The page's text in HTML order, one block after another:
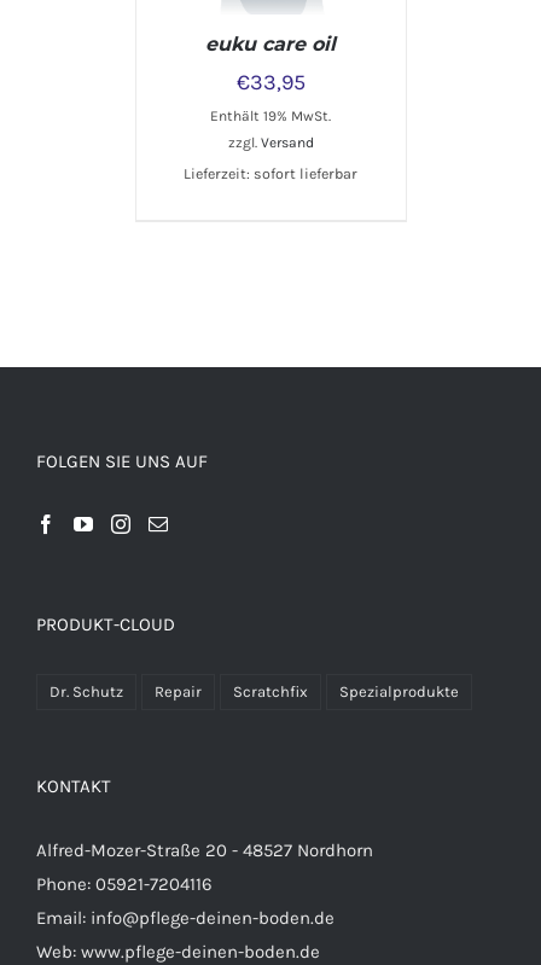
euku care oil
€33,95
Enthält 19% MwSt.
zzgl. Versand
Lieferzeit: sofort lieferbar
FOLGEN SIE UNS AUF
PRODUKT-CLOUD
Dr. Schutz Repair Scratchfix Spezialprodukte
KONTAKT
Alfred-Mozer-Straße 20 - 48527 Nordhorn
Phone: 05921-7204116
Email: info@pflege-deinen-boden.de
Web: www.pflege-deinen-boden.de